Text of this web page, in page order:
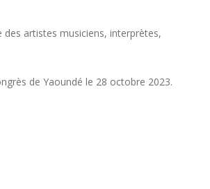
artistes musiciens, interprètes,
de Yaoundé le 28 octobre 2023.